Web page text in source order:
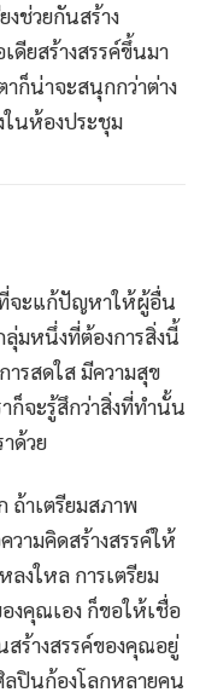
ช่วยกันสร้าง
ดียสร้างสรรค์ขึ้นมา
ก็น่าจะสนุกกว่าต่าง
ในห้องประชุม
จะแก้ปัญหาให้ผู้อื่น
มหนึ่งที่ต้องการสิ่งนี้
รสดใส มีความสุข
ก็จะรู้สึกว่าสิ่งที่ทำนั้น
ด้วย
ถ้าเตรียมสภาพ
วามคิดสร้างสรรค์ให้
งใหล การเตรียม
งคุณเอง ก็ขอให้เชื่อ
สร้างสรรค์ของคุณอยู่
ปินก้องโลกหลายคน